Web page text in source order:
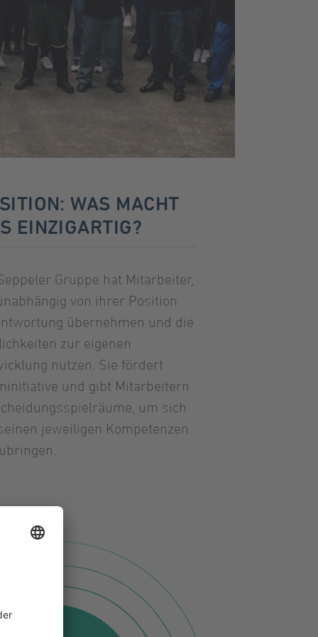
WAS MACHT
EINZIGARTIG?
Gruppe hat Mitarbeiter,
von ihrer Position
übernehmen und die
zur eigenen
nutzen. Sie fördert
und gibt Mitarbeitern
um sich
jeweiligen Kompetenzen